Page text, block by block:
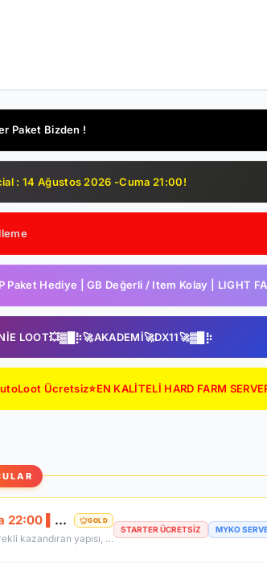
Paket Bizden !
: 14 Ağustos 2026 -Cuma 21:00!
Hediye | GB Değerli / Item Kolay | LIGHT
LOOT💥▓█⡷🚀AKADEMİ🚀DX11🚀▓█⡷
Ücretsiz⭐EN KALİTELİ HARD FARM
FelixMyko.Com ▌Old Myko v.1098 ▌70 Level CAP ▌Official : 21 Ağustos Cuma 22:00 ▌Starter Paket Bizden GOLD
🚀 Sıkıcı sunuculara veda etme zamanı geldi! ⭐ Parlayan yıldız: FelixMyko! 💰 Sürekli kazandıran yapısı, bitmek bilmeyen Farm ve PK heyecanıyla eski MyKO ruhunu yeniden yaşamaya hazır ol! 📅 Açılış: 21 Ağustos Cuma – 🕙 22:00 🌐 Adres: FelixMyko.com 🎁 2.000 TL bakiye değerinde Starter Paket HEDİYE! 🔑 Starter Paket Kodu: 99998888777766665555 🌐 Panel: https://www.felixmyko.com 👉 Discord: http://discord.gg/MYACS 🟢 WhatsApp: https://wp.felixmyko.com ⚔️ Eski günlerin efsane savaşlarını, dostluk
STARTER ÜCRETSIZ MYKO